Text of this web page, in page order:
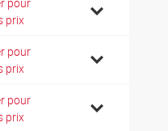
prix
pour
prix
pour
prix